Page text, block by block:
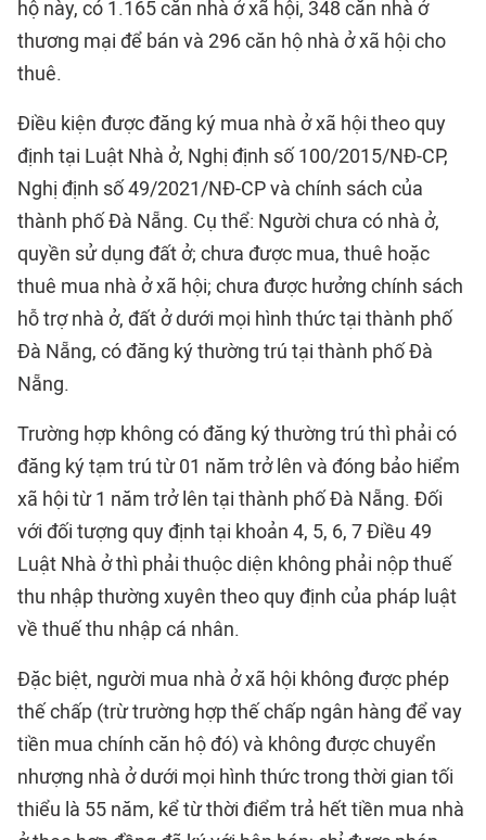
hộ này, có 1.165 căn nhà ở xã hội, 348 căn nhà ở
thương mại để bán và 296 căn hộ nhà ở xã hội cho
thuê.
Điều kiện được đăng ký mua nhà ở xã hội theo quy
định tại Luật Nhà ở, Nghị định số 100/2015/NĐ-CP,
Nghị định số 49/2021/NĐ-CP và chính sách của
thành phố Đà Nẵng. Cụ thể: Người chưa có nhà ở,
quyền sử dụng đất ở; chưa được mua, thuê hoặc
thuê mua nhà ở xã hội; chưa được hưởng chính sách
hỗ trợ nhà ở, đất ở dưới mọi hình thức tại thành phố
Đà Nẵng, có đăng ký thường trú tại thành phố Đà
Nẵng.
Trường hợp không có đăng ký thường trú thì phải có
đăng ký tạm trú từ 01 năm trở lên và đóng bảo hiểm
xã hội từ 1 năm trở lên tại thành phố Đà Nẵng. Đối
với đối tượng quy định tại khoản 4, 5, 6, 7 Điều 49
Luật Nhà ở thì phải thuộc diện không phải nộp thuế
thu nhập thường xuyên theo quy định của pháp luật
về thuế thu nhập cá nhân.
Đặc biệt, người mua nhà ở xã hội không được phép
thế chấp (trừ trường hợp thế chấp ngân hàng để vay
tiền mua chính căn hộ đó) và không được chuyển
nhượng nhà ở dưới mọi hình thức trong thời gian tối
thiểu là 55 năm, kể từ thời điểm trả hết tiền mua nhà